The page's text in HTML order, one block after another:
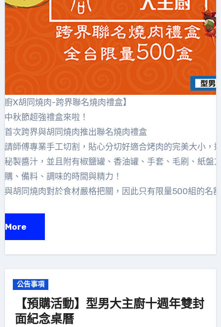
廚X胡同燒肉-跨界聯名燒肉禮盒】
中秋節超強禮盒來啦！
首次跨界與胡同燒肉推出聯名燒肉禮盒
請師傅專業手工切割，貼心分切好適合烤肉的完美大小，
秘製醬汁，並且附有椒鹽罐、香油罐、手套、毛刷、紙盤
購、備料、調味的時間與精力！
與胡同燒肉對於食材嚴格把關，因此只有限量500組的名
More
公告事項
【預購活動】型男大主廚十週年雙封
面紀念桌曆